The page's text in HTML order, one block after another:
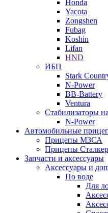
Honda
Yacota
Zongshen
Fubag
Koshin
Lifan
HND
ИБП
Stark
N-Power
BB-Battery
Ventura
Стабилизаторы
N-Power
Автомобильные
Прицепы МЗСА
Прицепы Сталкер
Запчасти и аксессуары
Аксессуары и
По воде
Для